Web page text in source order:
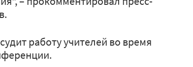
работу учителей во время